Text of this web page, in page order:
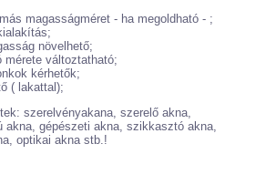
magasságméret - ha megoldható - ;
növelhető;
mérete változtatható;
kérhetők;
( lakattal);
szerelvényakana, szerelő akna,
akna, gépészeti akna, szikkasztó akna,
optikai akna stb.!